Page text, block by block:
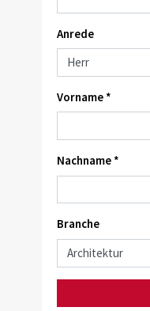
Anrede
Vorname *
Nachname *
Branche